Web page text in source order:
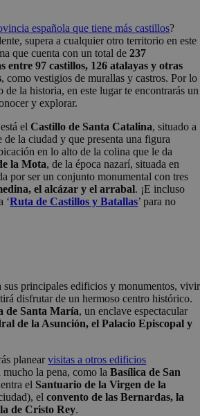
española que tiene más castillos?
supera a cualquier otro territorio en este
que cuenta con un total de237
entre 97 castillos, 126 atalayas y otras
, como vestigios de murallas y castros. Por lo
de la historia, en este lugar te encontrarás un
y explorar.
está elCastillo de Santa Catalina, situado a
de la ciudad y que presenta una figura
en lo alto de la colina que le da
la Mota, de la época nazarí, situada en
por ser un conjunto monumental con tres
el alcázar y el arrabal. ¡E incluso
‘Ruta de Castillos y Batallas’ para no
sus principales edificios y monumentos, vivir
disfrutar de un hermoso centro histórico.
de Santa María, un enclave espectacular
de la Asunción, el Palacio Episcopal y
planearvisitas a otros edificios
mucho la pena, como laBasílica de San
el Santuario de la Virgen de la
elconvento de las Bernardas, la
de Cristo Rey.